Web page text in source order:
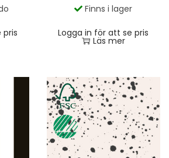
pris
Finns i lager
Logga in för att se pris
Läs mer